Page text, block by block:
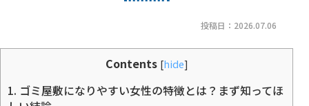
投稿日： 2026.07.06
Contents [hide]
1. ゴミ屋敷になりやすい女性の特徴とは？まず知ってほ